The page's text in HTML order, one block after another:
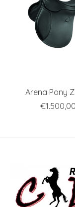
Arena Pony
€1.500,00